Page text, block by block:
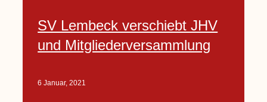
SV Lembeck verschiebt JHV
und Mitgliederversammlung
6 Januar, 2021